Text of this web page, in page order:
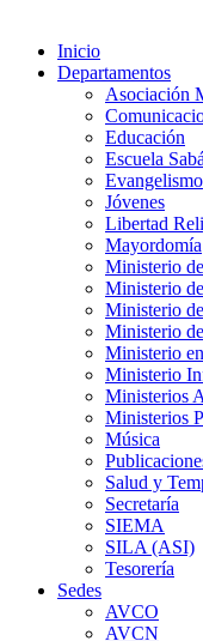
Inicio
Departamentos
Asociación
Educación
Escuela
Evangelismo
Jóvenes
Libertad
Mayordomía
Ministerio
Ministerio
Ministerio
Ministerio
Ministerio
Ministerio
Ministerios
Ministerios
Música
Salud y
Secretaría
SIEMA
SILA (ASI)
Tesorería
Sedes
AVCO
AVCN